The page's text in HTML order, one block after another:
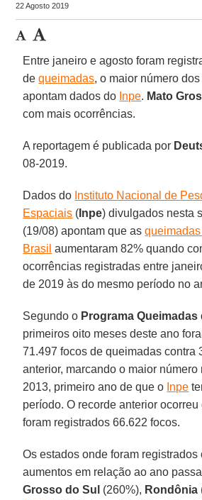
22 Agosto 2019
Entre janeiro e agosto foram
dequeimadas, o maior número
apontam dados do Inpe. Mato
com mais ocorrências.
A reportagem é publicada por
08-2019.
Dados do Instituto Nacional de
Espaciais ( Inpe) divulgados nesta
(19/08) apontam que as
Brasil aumentaram 82% quando
ocorrências registradas entre
de 2019 às do mesmo período no
Segundo o Programa Queimadas
primeiros oito meses deste ano
71.497 focos de queimadas contra
anterior, marcando o maior
2013, primeiro ano de que o Inpe
período. O recorde anterior
foram registrados 66.622 focos.
Os estados onde foram registrados
aumentos em relação ao ano
Grosso do Sul (260%), Rondônia